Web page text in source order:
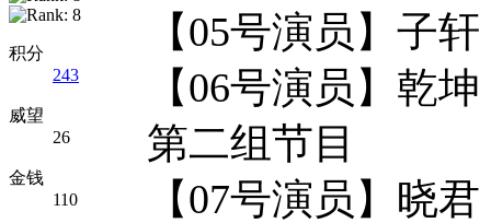
积分
243
威望
26
金钱
110
【05号演员】子
【06号演员】乾
第二组节目
【07号演员】晓